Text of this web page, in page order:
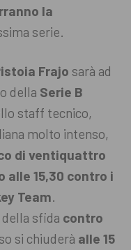
la
serie.
Frajo sarà ad
della Serie B
staff tecnico,
molto intenso,
di ventiquattro
alle 15,30 contro i
Team
sfida contro
si chiuderà alle 15